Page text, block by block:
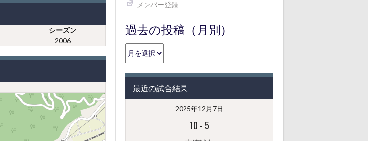
シーズン
2006
メンバー登録
過去の投稿（月別）
去
投
（月
最近の試合結果
2025年12月7日
10 - 5